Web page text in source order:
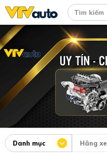
Danh mục Hãng xe